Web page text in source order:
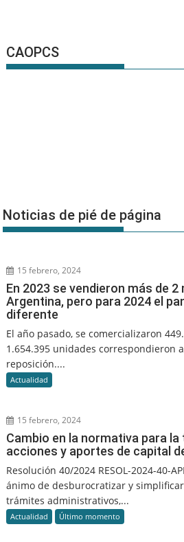
CAOPCS
Noticias de pié de página
15 febrero, 2024
En 2023 se vendieron más de
Argentina, pero para 2024 el
diferente
El año pasado, se comercializaron
1.654.395 unidades correspondieron
reposición....
Actualidad
15 febrero, 2024
Cambio en la normativa para
acciones y aportes de capital
Resolución 40/2024 RESOL-2024-40-
ánimo de desburocratizar y
trámites administrativos,...
Actualidad Último momento